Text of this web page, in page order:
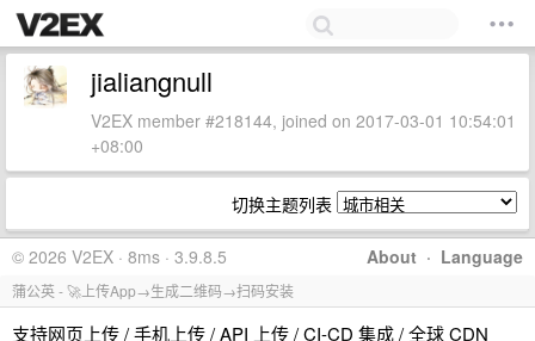
jialiangnull
V2EX member #218144, joined on 2017-03-01 10:54:01
+08:00
切换主题列表
About · Language
© 2026 V2EX · 8ms · 3.9.8.5
蒲公英 - 🚀上传App→生成二维码→扫码安装
支持网页上传 / 手机上传 / API 上传 / CI-CD 集成 / 全球 CDN